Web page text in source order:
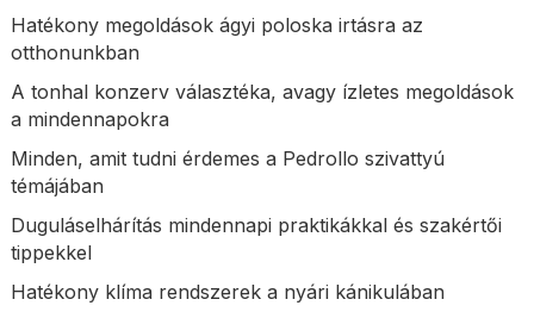
Hatékony megoldások ágyi poloska irtásra az
otthonunkban
A tonhal konzerv választéka, avagy ízletes megoldások
a mindennapokra
Minden, amit tudni érdemes a Pedrollo szivattyú
témájában
Duguláselhárítás mindennapi praktikákkal és szakértői
tippekkel
Hatékony klíma rendszerek a nyári kánikulában